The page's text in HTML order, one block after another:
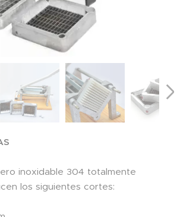
inoxidable 304 totalmente
los siguientes cortes: